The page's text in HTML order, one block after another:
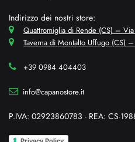
Indirizzo dei nostri store:
Quattromiglia di Rende (CS) –
Taverna di Montalto Uffugo (CS)
+39 0984 404403
info@capanostore.it
P.IVA: 02923860783 - REA: CS-